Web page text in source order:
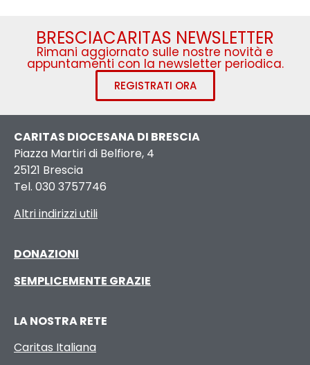
BRESCIACARITAS NEWSLETTER
Rimani aggiornato sulle nostre novità e
appuntamenti con la newsletter periodica.
REGISTRATI ORA
CARITAS DIOCESANA DI BRESCIA
Piazza Martiri di Belfiore, 4
25121 Brescia
Tel. 030 3757746
Altri indirizzi utili
DONAZIONI
SEMPLICEMENTE GRAZIE
LA NOSTRA RETE
Caritas Italiana